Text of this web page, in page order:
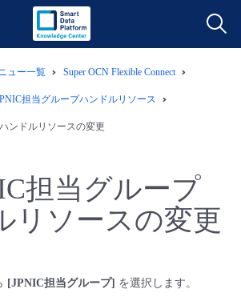
ーバー
ーター
ュー一覧 Super OCN Flexible Connect
担当グループハンドルリソース
ンドルリソースの変更
担当グループ
リソースの変更
[JPNIC担当グループ] を選択します。